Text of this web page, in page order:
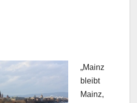
„Mainz
bleibt
Mainz,